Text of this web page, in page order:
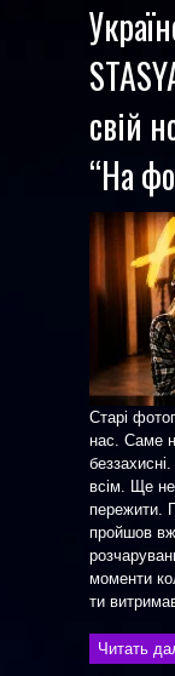
свій
“На
Старі
нас. Саме
всім. Ще
пережити.
пройшов
моменти
ти
Читать